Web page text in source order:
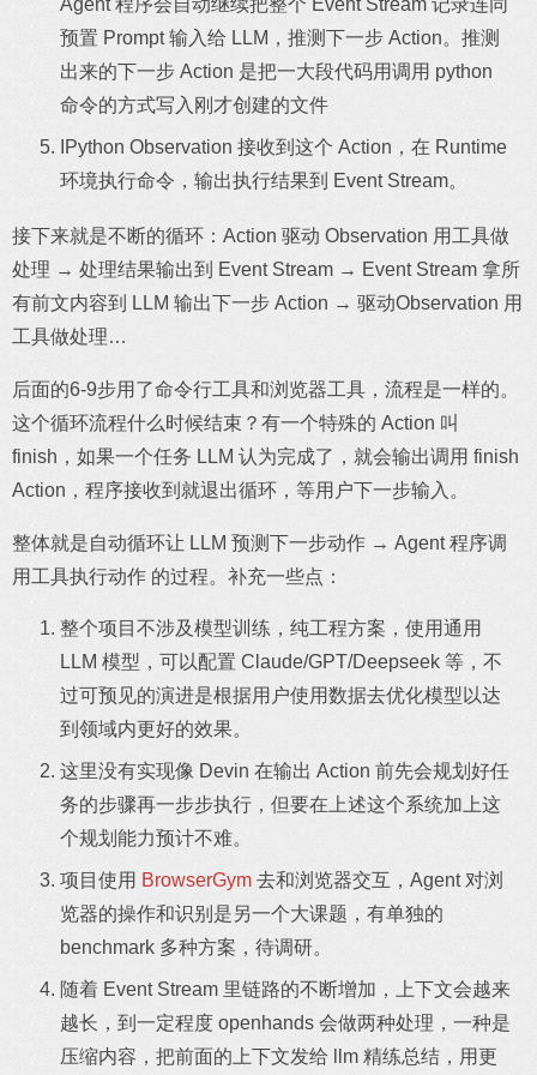
Agent 程序会自动继续把整个 Event Stream 记录连同
预置 Prompt 输入给 LLM，推测下一步 Action。推测
出来的下一步 Action 是把一大段代码用调用 python
命令的方式写入刚才创建的文件
IPython Observation 接收到这个 Action，在 Runtime
环境执行命令，输出执行结果到 Event Stream。
接下来就是不断的循环：Action 驱动 Observation 用工具做
处理 → 处理结果输出到 Event Stream → Event Stream 拿所
有前文内容到 LLM 输出下一步 Action → 驱动Observation 用
工具做处理…
后面的6-9步用了命令行工具和浏览器工具，流程是一样的。
这个循环流程什么时候结束？有一个特殊的 Action 叫
finish，如果一个任务 LLM 认为完成了，就会输出调用 finish
Action，程序接收到就退出循环，等用户下一步输入。
整体就是自动循环让 LLM 预测下一步动作 → Agent 程序调
用工具执行动作 的过程。补充一些点：
整个项目不涉及模型训练，纯工程方案，使用通用
LLM 模型，可以配置 Claude/GPT/Deepseek 等，不
过可预见的演进是根据用户使用数据去优化模型以达
到领域内更好的效果。
这里没有实现像 Devin 在输出 Action 前先会规划好任
务的步骤再一步步执行，但要在上述这个系统加上这
个规划能力预计不难。
项目使用 BrowserGym 去和浏览器交互，Agent 对浏
览器的操作和识别是另一个大课题，有单独的
benchmark 多种方案，待调研。
随着 Event Stream 里链路的不断增加，上下文会越来
越长，到一定程度 openhands 会做两种处理，一种是
压缩内容，把前面的上下文发给 llm 精练总结，用更